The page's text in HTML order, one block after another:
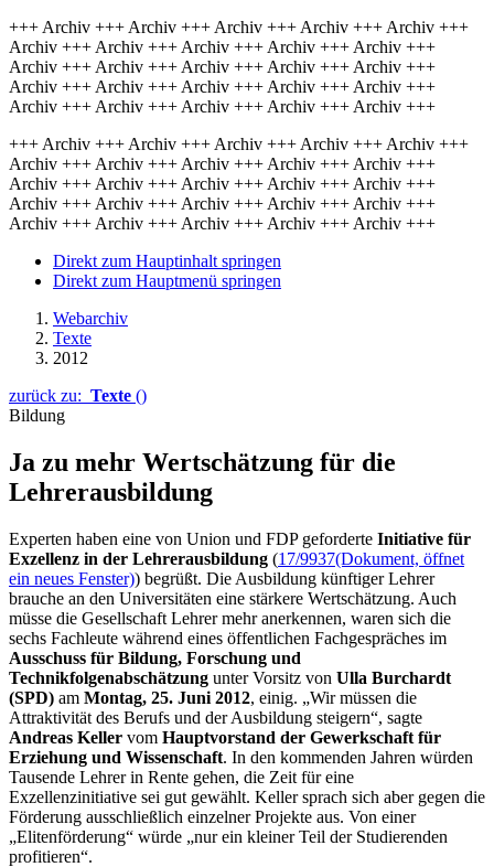
+++ Archiv +++ Archiv +++ Archiv +++ Archiv +++ Archiv +++
Archiv +++ Archiv +++ Archiv +++ Archiv +++ Archiv +++
Archiv +++ Archiv +++ Archiv +++ Archiv +++ Archiv +++
Archiv +++ Archiv +++ Archiv +++ Archiv +++ Archiv +++
Archiv +++ Archiv +++ Archiv +++ Archiv +++ Archiv +++
+++ Archiv +++ Archiv +++ Archiv +++ Archiv +++ Archiv +++
Archiv +++ Archiv +++ Archiv +++ Archiv +++ Archiv +++
Archiv +++ Archiv +++ Archiv +++ Archiv +++ Archiv +++
Archiv +++ Archiv +++ Archiv +++ Archiv +++ Archiv +++
Archiv +++ Archiv +++ Archiv +++ Archiv +++ Archiv +++
Direkt zum Hauptinhalt springen
Direkt zum Hauptmenü springen
Webarchiv
Texte
2012
zurück zu: Texte ()
Bildung
Ja zu mehr Wertschätzung für die
Lehrerausbildung
Experten haben eine von Union und FDP geforderte Initiative für
Exzellenz in der Lehrerausbildung (17/9937(Dokument, öffnet
ein neues Fenster)) begrüßt. Die Ausbildung künftiger Lehrer
brauche an den Universitäten eine stärkere Wertschätzung. Auch
müsse die Gesellschaft Lehrer mehr anerkennen, waren sich die
sechs Fachleute während eines öffentlichen Fachgespräches im
Ausschuss für Bildung, Forschung und
Technikfolgenabschätzung unter Vorsitz von Ulla Burchardt
(SPD) am Montag, 25. Juni 2012, einig. „Wir müssen die
Attraktivität des Berufs und der Ausbildung steigern“, sagte
Andreas Keller vom Hauptvorstand der Gewerkschaft für
Erziehung und Wissenschaft. In den kommenden Jahren würden
Tausende Lehrer in Rente gehen, die Zeit für eine
Exzellenzinitiative sei gut gewählt. Keller sprach sich aber gegen die
Förderung ausschließlich einzelner Projekte aus. Von einer
„Elitenförderung“ würde „nur ein kleiner Teil der Studierenden
profitieren“.